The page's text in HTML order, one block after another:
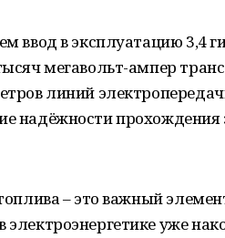
ввод в эксплуатацию 3,4
мегавольт-ампер
линий
надёжности прохождения
– это важный
уже